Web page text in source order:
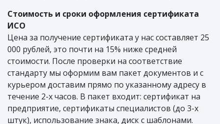
Стоимость и сроки оформления сертификата
ИСО
Цена за получение сертификата у нас составляет 25
000 рублей, это почти на 15% ниже средней
стоимости. После проверки на соответствие
стандарту мы оформим вам пакет документов и с
курьером доставим прямо по указанному адресу в
течение 2-х часов. В пакет входит: сертификат на
предприятие, сертификаты специалистов (до 3-х
штук), использование знака, диск с шаблонами.